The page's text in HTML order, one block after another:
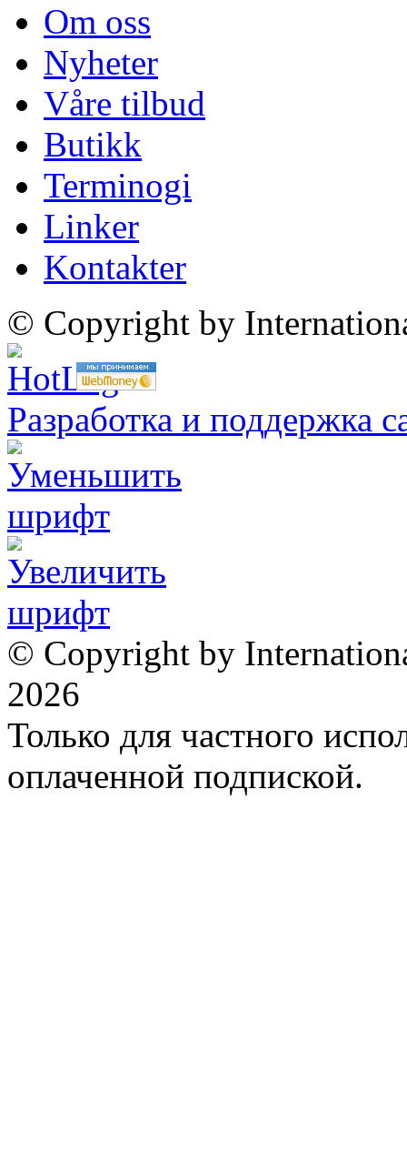
Om oss
Nyheter
Våre tilbud
Butikk
Terminogi
Linker
Kontakter
© Copyright by
Разработка и поддержка
© Copyright by
2026
Только для частного
оплаченной подпиской.